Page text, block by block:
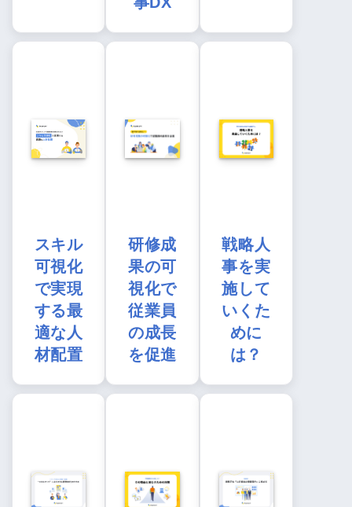
スキル
可視化
で実現
する最
適な人
材配置
研修成
果の可
視化で
従業員
の成長
を促進
戦略人
事を実
施して
いくた
めに
は？